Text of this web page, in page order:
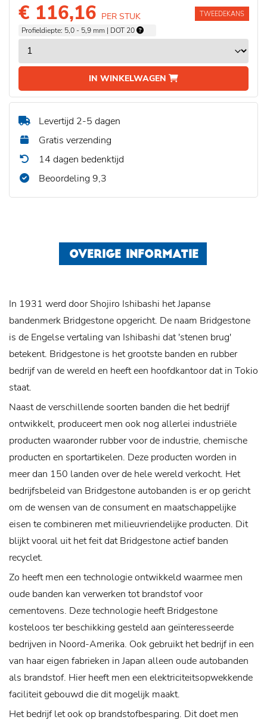
€ 116,16 PER STUK
Profieldiepte: 5,0 - 5,9 mm | DOT 20
IN WINKELWAGEN
TWEEDEKANS
Levertijd 2-5 dagen
Gratis verzending
14 dagen bedenktijd
Beoordeling 9,3
OVERIGE INFORMATIE
In 1931 werd door Shojiro Ishibashi het Japanse
bandenmerk Bridgestone opgericht. De naam Bridgestone
is de Engelse vertaling van Ishibashi dat 'stenen brug'
betekent. Bridgestone is het grootste banden en rubber
bedrijf van de wereld en heeft een hoofdkantoor dat in Tokio
staat.
Naast de verschillende soorten banden die het bedrijf
ontwikkelt, produceert men ook nog allerlei industriële
producten waaronder rubber voor de industrie, chemische
producten en sportartikelen. Deze producten worden in
meer dan 150 landen over de hele wereld verkocht. Het
bedrijfsbeleid van Bridgestone autobanden is er op gericht
om de wensen van de consument en maatschappelijke
eisen te combineren met milieuvriendelijke producten. Dit
blijkt vooral uit het feit dat Bridgestone actief banden
recyclet.
Zo heeft men een technologie ontwikkeld waarmee men
oude banden kan verwerken tot brandstof voor
cementovens. Deze technologie heeft Bridgestone
kosteloos ter beschikking gesteld aan geïnteresseerde
bedrijven in Noord-Amerika. Ook gebruikt het bedrijf in een
van haar eigen fabrieken in Japan alleen oude autobanden
als brandstof. Hier heeft men een elektriciteitsopwekkende
faciliteit gebouwd die dit mogelijk maakt.
Het bedrijf let ook op brandstofbesparing. Dit doet men